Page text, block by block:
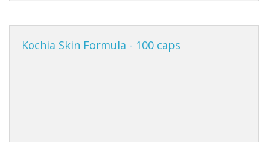
Kochia Skin Formula - 100 caps